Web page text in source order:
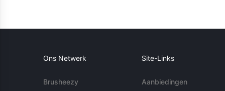
Ons Netwerk
Brusheezy
Site-Links
Aanbiedingen